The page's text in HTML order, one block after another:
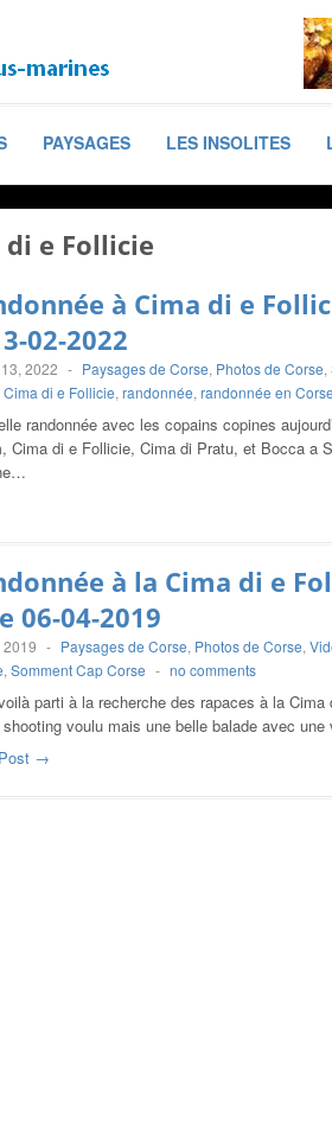
PAYSAGES LES INSOLITES
di e Follicie
à Cima di e
02-2022
2022 - Paysages de Corse, Photos de Corse,
Cima di e Follicie, randonnée, randonnée en Corse
randonnée avec les copains copines
Cima di e Follicie, Cima di Pratu, et Bocca a
à la Cima di e
06-04-2019
- Paysages de Corse, Photos de Corse,
, Somment Cap Corse - no comments
parti à la recherche des rapaces à la
voulu mais une belle balade avec
→